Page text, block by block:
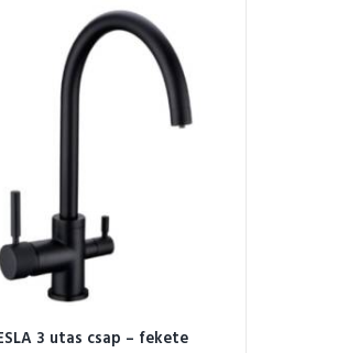
3 utas csap – fekete